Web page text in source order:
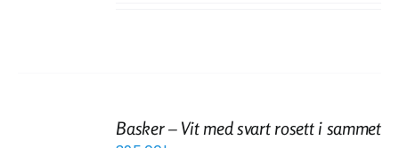
Basker – Vit med svart rosett i sammet